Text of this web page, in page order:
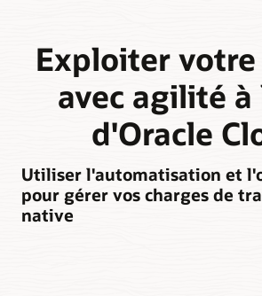
Exploiter votre
avec agilité
d'Oracle
Utiliser l'automatisation et
pour gérer vos charges de
native